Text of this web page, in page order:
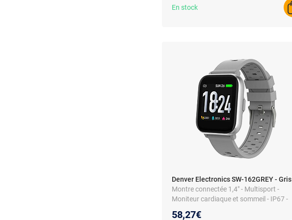
En stock
Denver Electronics SW-162GREY - Gris
Montre connectée 1,4" - Multisport -
Moniteur cardiaque et sommeil - IP67 -
58,27€